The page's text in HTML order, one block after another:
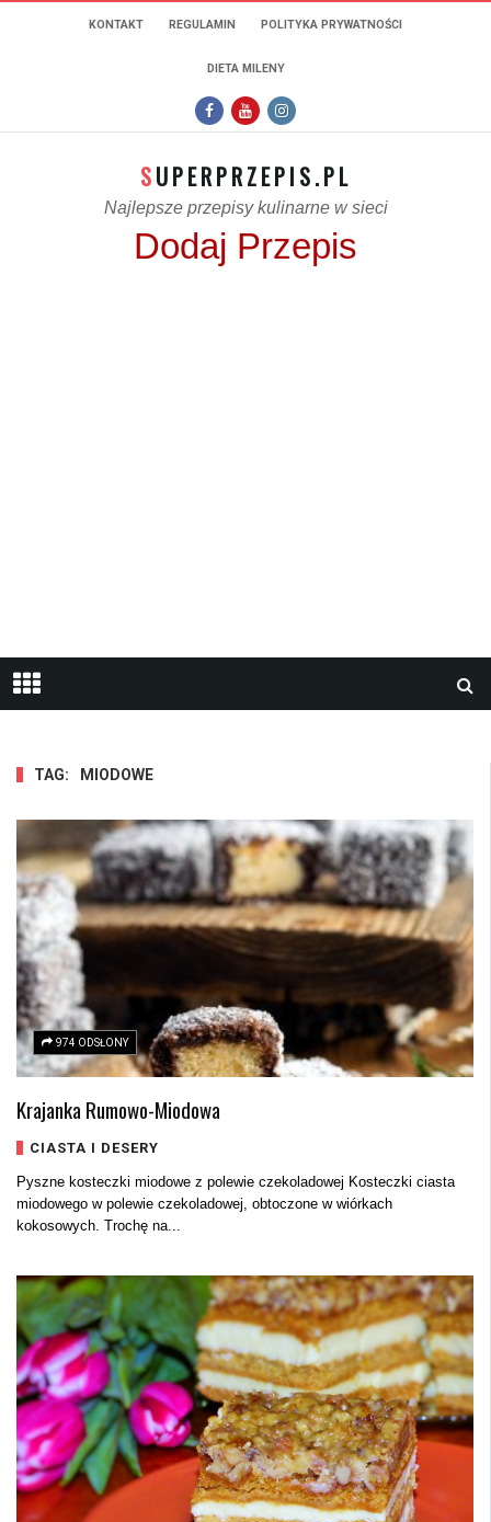
KONTAKT REGULAMIN POLITYKA PRYWATNOŚCI
DIETA MILENY
SUPERPRZEPIS.PL
Najlepsze przepisy kulinarne w sieci
Dodaj Przepis
TAG: MIODOWE
974 ODSŁONY
Krajanka Rumowo-Miodowa
CIASTA I DESERY
Pyszne kosteczki miodowe z polewie czekoladowej Kosteczki ciasta
miodowego w polewie czekoladowej, obtoczone w wiórkach
kokosowych. Trochę na...